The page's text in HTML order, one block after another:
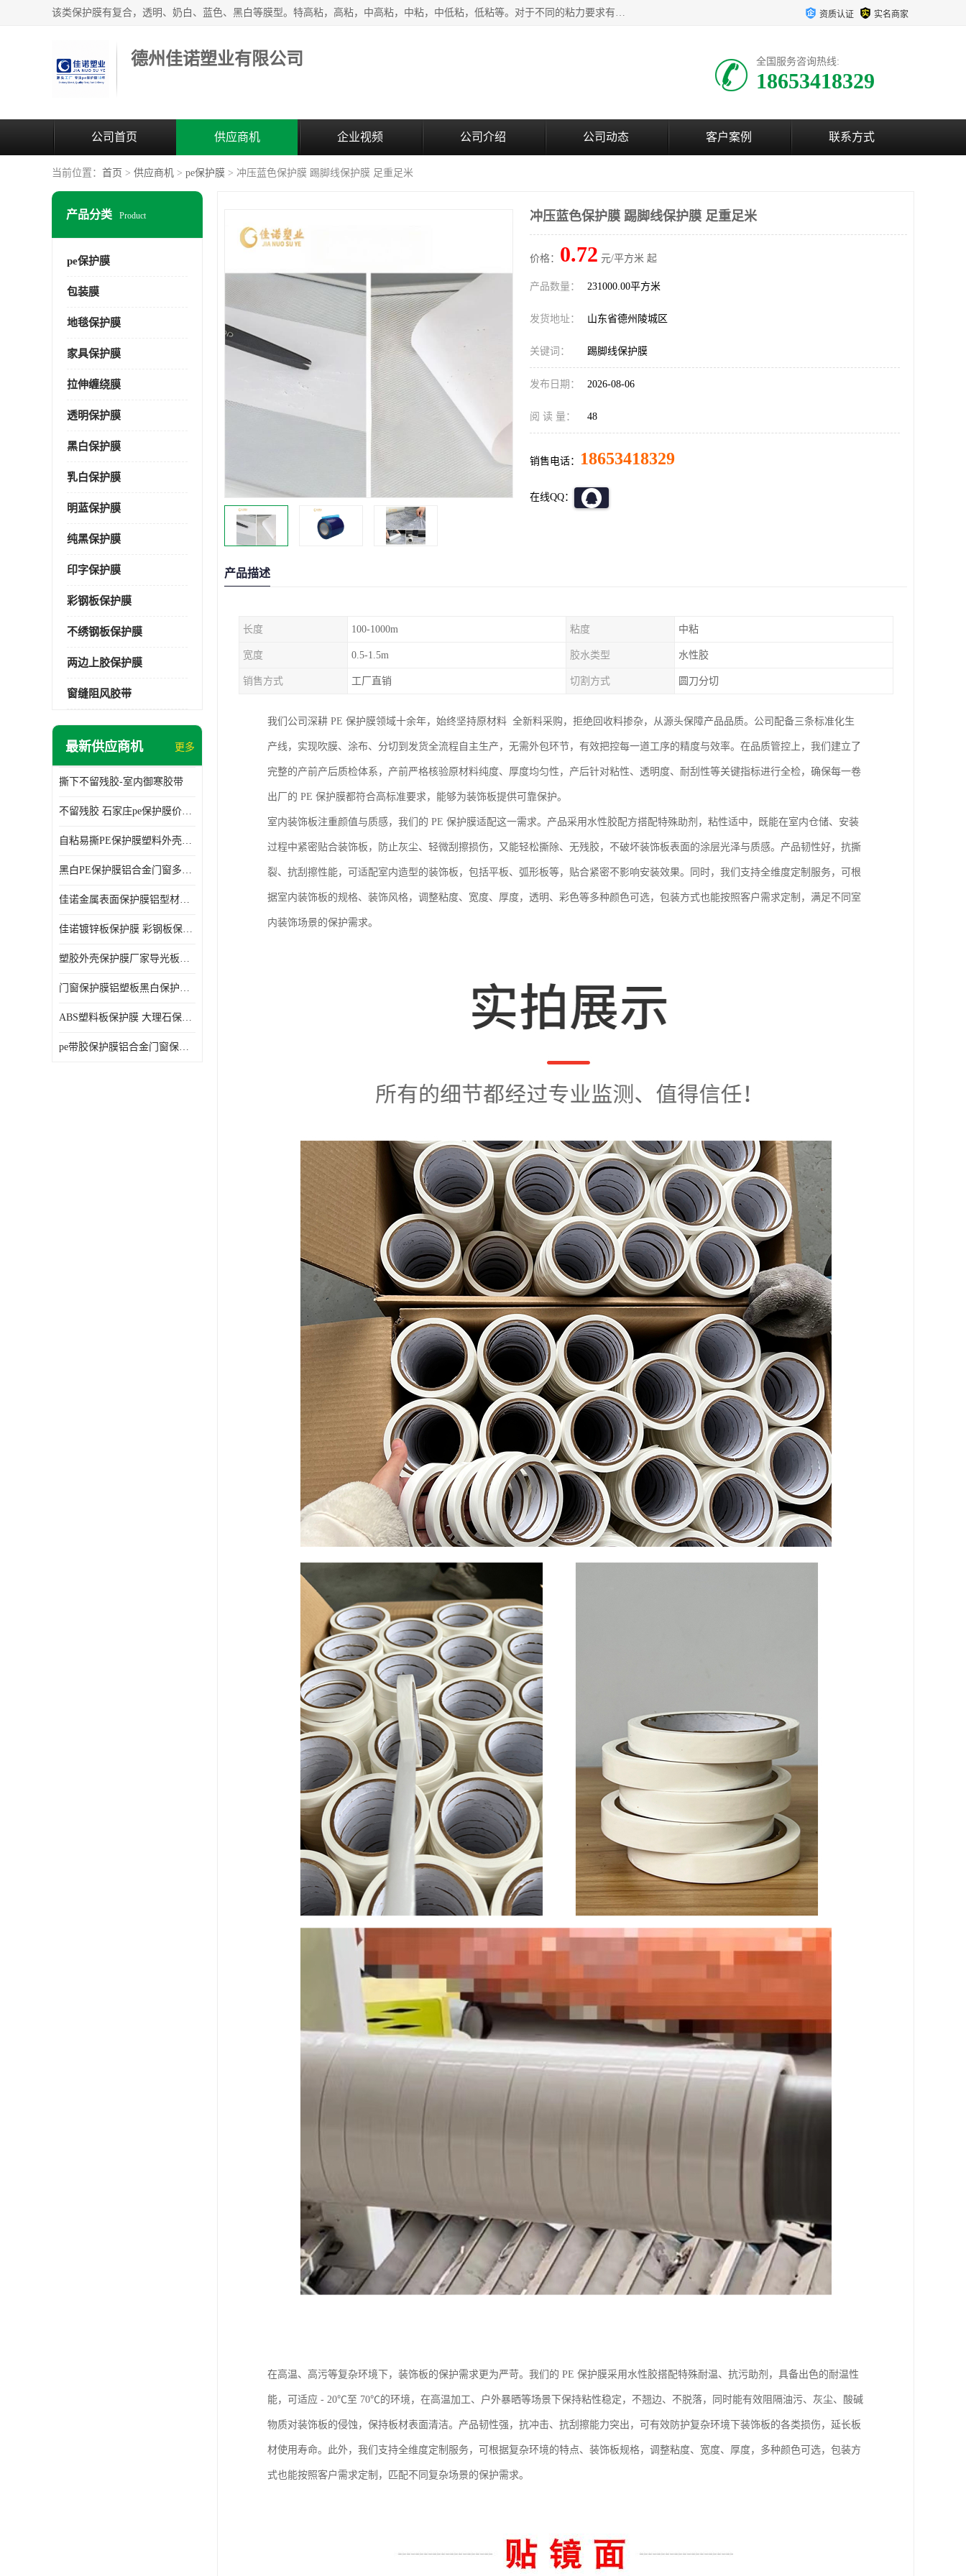
该类保护膜有复合，透明、奶白、蓝色、黑白等膜型。特高粘，高粘，中高粘，中粘，中低粘，低粘等。对于不同的粘力要求有相应的产品相适配。无胶渍残留污染。在较宽的收卷幅度下平整无皱纹，收卷长度大，利于机械化及自动化施工粘贴。为您的产品提供的表面保护解决方案。 产品广泛适用于：铝材、不锈钢、金属、塑料、电子、家电、家具、玻璃、化工材料、装饰材料等。 资质认证 实名商家
德州佳诺塑业有限公司 全国服务咨询热线:
18653418329
公司首页 供应商机 企业视频 公司介绍 公司动态 客户案例 联系方式
当前位置： 首页 > 供应商机 > pe保护膜 > 冲压蓝色保护膜 踢脚线保护膜 足重足米
产品分类 Product
pe保护膜
包装膜
地毯保护膜
家具保护膜
拉伸缠绕膜
透明保护膜
黑白保护膜
乳白保护膜
明蓝保护膜
纯黑保护膜
印字保护膜
彩钢板保护膜
不绣钢板保护膜
两边上胶保护膜
窗缝阻风胶带
最新供应商机 更多
撕下不留残胶-室内御寒胶带
不留残胶 石家庄pe保护膜价格 塑料薄膜
自粘易撕PE保护膜塑料外壳导光板亚克力板膜操作方便
黑白PE保护膜铝合金门窗多种颜色支持定制生产
佳诺金属表面保护膜铝型材保护膜不留残胶铝合金窗框保护胶带
佳诺镀锌板保护膜 彩钢板保护pe保护膜
塑胶外壳保护膜厂家导光板保护膜 铝单板保护膜胶带易撕不留胶
门窗保护膜铝塑板黑白保护膜外墙保温板保护膜
ABS塑料板保护膜 大理石保护膜 缠鱼竿保护膜
pe带胶保护膜铝合金门窗保护不锈钢板保护膜大理石建筑材料保护
冲压蓝色保护膜 踢脚线保护膜 足重足米
价格： 0.72 元/平方米 起
产品数量： 231000.00平方米
发货地址： 山东省德州陵城区
关键词： 踢脚线保护膜
发布日期： 2026-08-06
阅 读 量： 48
销售电话： 18653418329
在线QQ：
产品描述
长度 100-1000m 粘度 中粘
宽度 0.5-1.5m 胶水类型 水性胶
销售方式 工厂直销 切割方式 圆刀分切
我们公司深耕 PE 保护膜领域十余年，始终坚持原材料 全新料采购，拒绝回收料掺杂，从源头保障产品品质。公司配备三条标准化生
产线，实现吹膜、涂布、分切到发货全流程自主生产，无需外包环节，有效把控每一道工序的精度与效率。在品质管控上，我们建立了
完整的产前产后质检体系，产前严格核验原材料纯度、厚度均匀性，产后针对粘性、透明度、耐刮性等关键指标进行全检，确保每一卷
出厂的 PE 保护膜都符合高标准要求，能够为装饰板提供可靠保护。
室内装饰板注重颜值与质感，我们的 PE 保护膜适配这一需求。产品采用水性胶配方搭配特殊助剂，粘性适中，既能在室内仓储、安装
过程中紧密贴合装饰板，防止灰尘、轻微刮擦损伤，又能轻松撕除、无残胶，不破坏装饰板表面的涂层光泽与质感。产品韧性好，抗撕
裂、抗刮擦性能，可适配室内造型的装饰板，包括平板、弧形板等，贴合紧密不影响安装效果。同时，我们支持全维度定制服务，可根
据室内装饰板的规格、装饰风格，调整粘度、宽度、厚度，透明、彩色等多种颜色可选，包装方式也能按照客户需求定制，满足不同室
内装饰场景的保护需求。
在高温、高污等复杂环境下，装饰板的保护需求更为严苛。我们的 PE 保护膜采用水性胶搭配特殊耐温、抗污助剂，具备出色的耐温性
能，可适应 - 20℃至 70℃的环境，在高温加工、户外暴晒等场景下保持粘性稳定，不翘边、不脱落，同时能有效阻隔油污、灰尘、酸碱
物质对装饰板的侵蚀，保持板材表面清洁。产品韧性强，抗冲击、抗刮擦能力突出，可有效防护复杂环境下装饰板的各类损伤，延长板
材使用寿命。此外，我们支持全维度定制服务，可根据复杂环境的特点、装饰板规格，调整粘度、宽度、厚度，多种颜色可选，包装方
式也能按照客户需求定制，匹配不同复杂场景的保护需求。